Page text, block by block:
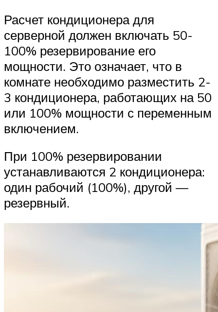
Расчет кондиционера для
серверной должен включать 50-
100% резервирование его
мощности. Это означает, что в
комнате необходимо разместить 2-
3 кондиционера, работающих на 50
или 100% мощности с переменным
включением.
При 100% резервировании
устанавливаются 2 кондиционера:
один рабочий (100%), другой —
резервный.